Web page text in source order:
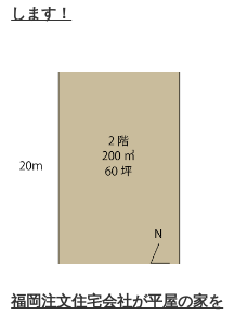
します！
福岡注文住宅会社が平屋の家を